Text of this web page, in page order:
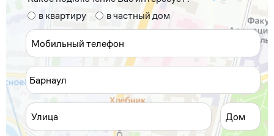
в квартиру
в частный дом